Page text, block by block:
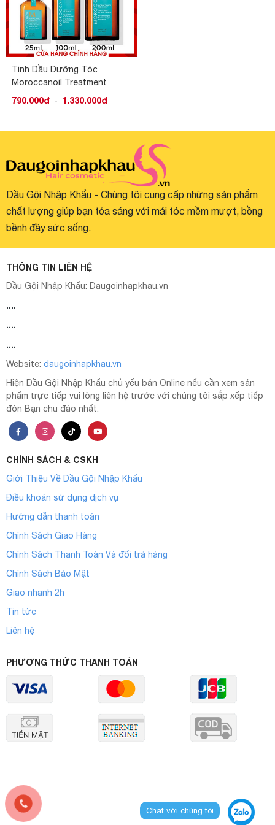
Tinh Dầu Dưỡng Tóc
Moroccanoil Treatment
100ML | 200ML
790.000đ - 1.330.000đ
Dầu Gội Nhập Khẩu - Chúng tôi cung cấp những sản phẩm
chất lượng giúp bạn tỏa sáng với mái tóc mềm mượt, bồng
bềnh đầy sức sống.
THÔNG TIN LIÊN HỆ
Dầu Gội Nhập Khẩu: Daugoinhapkhau.vn
....
....
....
Website: daugoinhapkhau.vn
Hiện Dầu Gội Nhập Khẩu chủ yếu bán Online nếu cần xem sản
phẩm trực tiếp vui lòng liên hệ trước với chúng tôi sắp xếp tiếp
đón Bạn chu đáo nhất.
CHÍNH SÁCH & CSKH
Giới Thiệu Về Dầu Gội Nhập Khẩu
Điều khoản sử dụng dịch vụ
Hướng dẫn thanh toán
Chính Sách Giao Hàng
Chính Sách Thanh Toán Và đổi trả hàng
Chính Sách Bảo Mật
Giao nhanh 2h
Tin tức
Liên hệ
PHƯƠNG THỨC THANH TOÁN
Chat với chúng tôi